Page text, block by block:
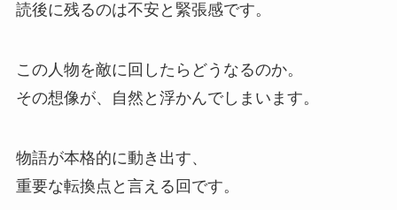
読後に残るのは不安と緊張感です。
この人物を敵に回したらどうなるのか。
その想像が、自然と浮かんでしまいます。
物語が本格的に動き出す、
重要な転換点と言える回です。